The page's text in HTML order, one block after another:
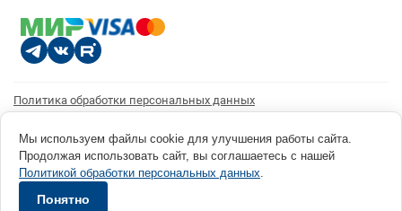
Политика обработки персональных данных
Согласие на получение рассылки
© 1996 - 2026 инструмент парк «Мастер Плюс» Россия, г. Томск, ул. Шевченко, 44 ст. 46, (3822) 52-34-
73 okp@masterplus.tomsk.ru ИП Брусницын Д.Н. ИНН 701700002741
Мы используем файлы cookie для улучшения работы сайта.
Продолжая использовать сайт, вы соглашаетесь с нашей
Политикой обработки персональных данных.
Понятно